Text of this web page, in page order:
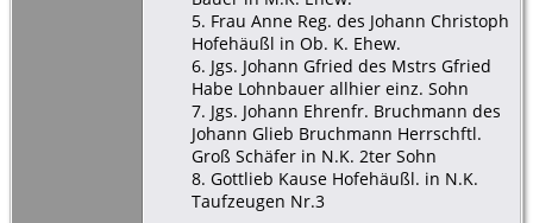
5. Frau Anne Reg. des Johann Christoph
Hofehäußl in Ob. K. Ehew.
6. Jgs. Johann Gfried des Mstrs Gfried
Habe Lohnbauer allhier einz. Sohn
7. Jgs. Johann Ehrenfr. Bruchmann des
Johann Glieb Bruchmann Herrschftl.
Groß Schäfer in N.K. 2ter Sohn
8. Gottlieb Kause Hofehäußl. in N.K.
Taufzeugen Nr.3